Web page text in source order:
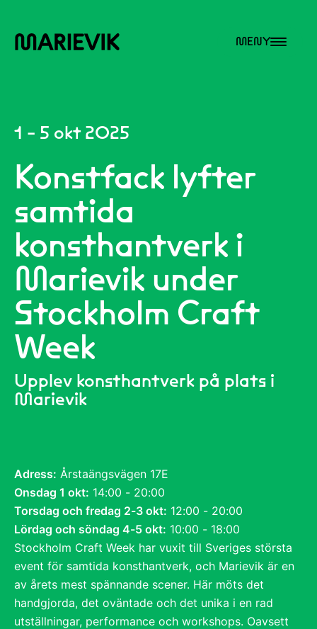
MENY
1 - 5 okt 2025
Konstfack lyfter
samtida
konsthantverk i
Marievik under
Stockholm Craft
Week
Upplev konsthantverk på plats i
Marievik
Adress: Årstaängsvägen 17E
Onsdag 1 okt: 14:00 - 20:00
Torsdag och fredag 2-3 okt: 12:00 - 20:00
Lördag och söndag 4-5 okt: 10:00 - 18:00
Stockholm Craft Week har vuxit till Sveriges största
event för samtida konsthantverk, och Marievik är en
av årets mest spännande scener. Här möts det
handgjorda, det oväntade och det unika i en rad
utställningar, performance och workshops. Oavsett